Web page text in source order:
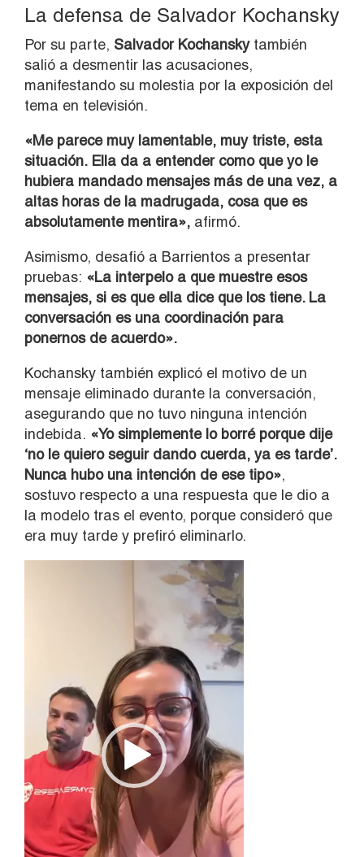
La defensa de Salvador Kochansky
Por su parte, Salvador Kochanskytambién
salió a desmentir las acusaciones,
manifestando su molestia por la exposición del
tema en televisión.
«Me parece muy lamentable, muy triste, esta
situación. Ella da a entender como que yo le
hubiera mandado mensajes más de una vez, a
altas horas de la madrugada, cosa que es
absolutamente mentira», afirmó.
Asimismo, desafió a Barrientos a presentar
pruebas: «La interpelo a que muestre esos
mensajes, si es que ella dice que los tiene. La
conversación es una coordinación para
ponernos de acuerdo».
Kochansky también explicó el motivo de un
mensaje eliminado durante la conversación,
asegurando que no tuvo ninguna intención
indebida. «Yo simplemente lo borré porque dije
‘no le quiero seguir dando cuerda, ya es tarde’.
Nunca hubo una intención de ese tipo»,
sostuvo respecto a una respuesta que le dio a
la modelo tras el evento, porque consideró que
era muy tarde y prefiró eliminarlo.